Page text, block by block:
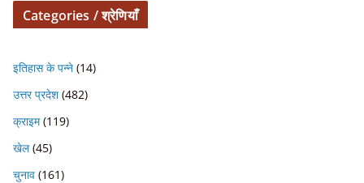
Categories / श्रेणियाँ
इतिहास के पन्ने (14)
उत्तर प्रदेश (482)
क्राइम(119)
खेल(45)
चुनाव (161)